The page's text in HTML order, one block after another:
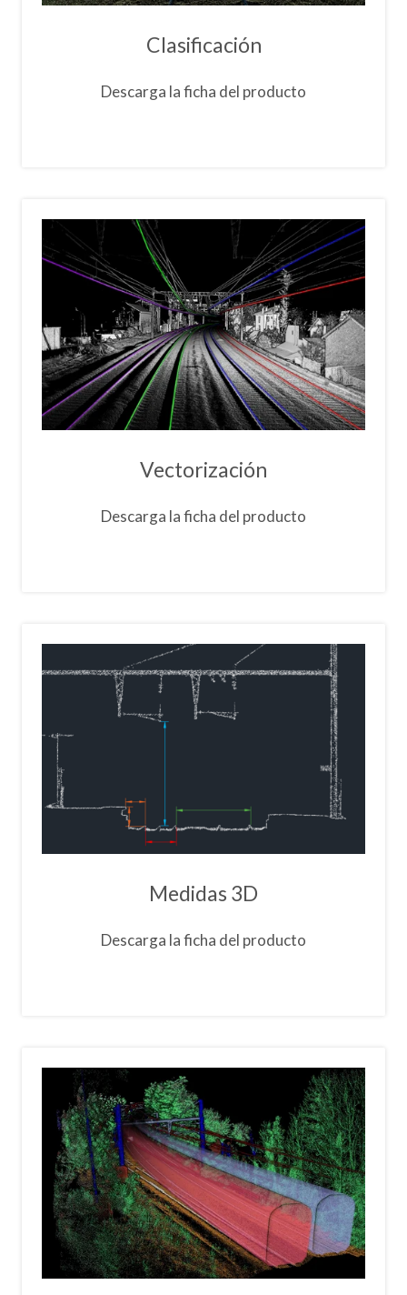
Clasificación
Descarga la ficha del producto
Vectorización
Descarga la ficha del producto
Medidas 3D
Descarga la ficha del producto